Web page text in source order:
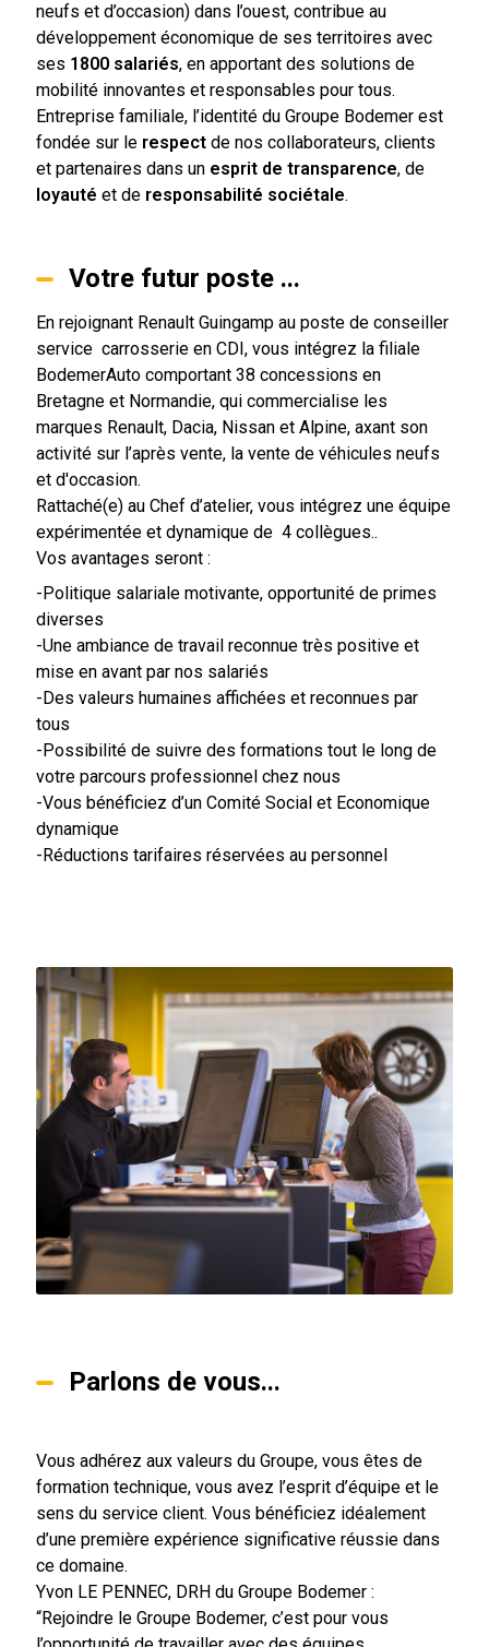
neufs et d’occasion) dans l’ouest, contribue au
développement économique de ses territoires avec
ses 1800 salariés, en apportant des solutions de
mobilité innovantes et responsables pour tous.
Entreprise familiale, l’identité du Groupe Bodemer est
fondée sur le respect de nos collaborateurs, clients
et partenaires dans unesprit de transparence, de
loyauté et de responsabilité sociétale.
Votre futur poste ...
En rejoignant Renault Guingamp au poste de conseiller
service carrosserie en CDI, vous intégrez la filiale
BodemerAuto comportant 38 concessions en
Bretagne et Normandie, qui commercialise les
marques Renault, Dacia, Nissan et Alpine, axant son
activité sur l’après vente, la vente de véhicules neufs
et d'occasion.
Rattaché(e) au Chef d’atelier, vous intégrez une équipe
expérimentée et dynamique de 4 collègues..
Vos avantages seront :
-Politique salariale motivante, opportunité de primes
diverses
-Une ambiance de travail reconnue très positive et
mise en avant par nos salariés
-Des valeurs humaines affichées et reconnues par
tous
-Possibilité de suivre des formations tout le long de
votre parcours professionnel chez nous
-Vous bénéficiez d’un Comité Social et Economique
dynamique
-Réductions tarifaires réservées au personnel
Parlons de vous...
Vous adhérez aux valeurs du Groupe, vous êtes de
formation technique, vous avez l’esprit d’équipe et le
sens du service client. Vous bénéficiez idéalement
d’une première expérience significative réussie dans
ce domaine.
Yvon LE PENNEC, DRH du Groupe Bodemer :
“Rejoindre le Groupe Bodemer, c’est pour vous